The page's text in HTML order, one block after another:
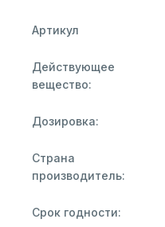
Артикул
Действующее
вещество:
Дозировка:
Страна
производитель:
Срок годности: